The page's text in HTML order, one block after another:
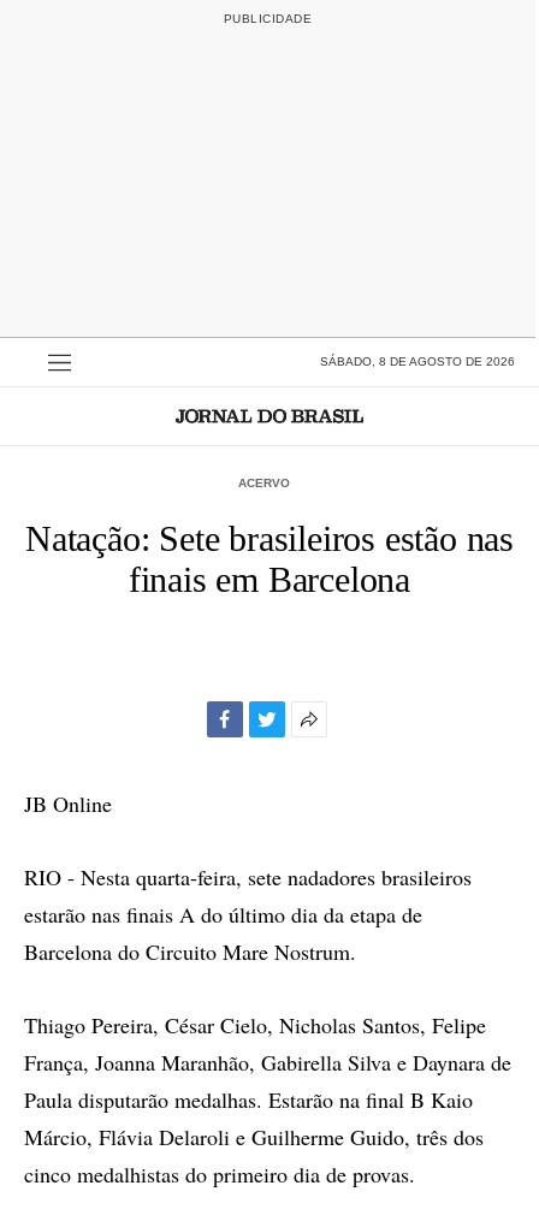
SÁBADO, 8 DE AGOSTO DE 2026
ACERVO
Natação: Sete brasileiros estão nas
finais em Barcelona
JB Online
RIO - Nesta quarta-feira, sete nadadores brasileiros
estarão nas finais A do último dia da etapa de
Barcelona do Circuito Mare Nostrum.
Thiago Pereira, César Cielo, Nicholas Santos, Felipe
França, Joanna Maranhão, Gabirella Silva e Daynara de
Paula disputarão medalhas. Estarão na final B Kaio
Márcio, Flávia Delaroli e Guilherme Guido, três dos
cinco medalhistas do primeiro dia de provas.